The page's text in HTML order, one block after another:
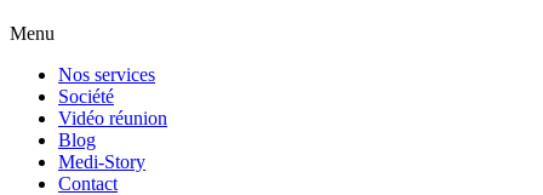
Menu
Nos services
Société
Vidéo réunion
Blog
Medi-Story
Contact